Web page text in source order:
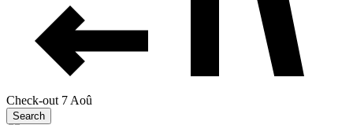
Check-out 7 Aoû
Search